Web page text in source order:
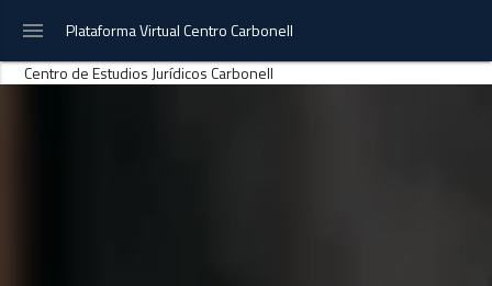
Plataforma Virtual Centro Carbonell
menu
Centro de Estudios Jurídicos Carbonell